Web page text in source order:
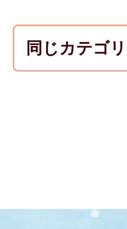
同じカテゴ